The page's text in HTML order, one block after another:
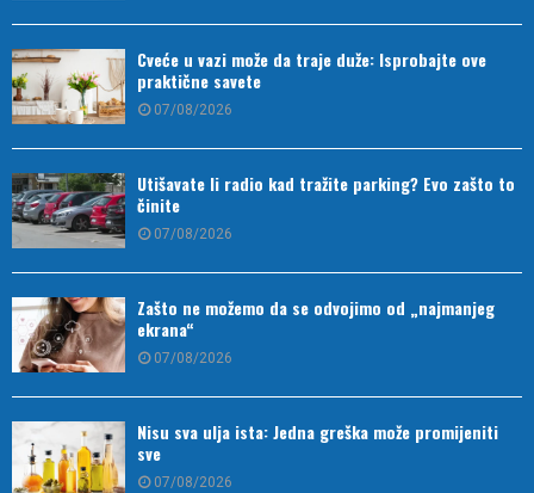
Cveće u vazi može da traje duže: Isprobajte ove
praktične savete
07/08/2026
Utišavate li radio kad tražite parking? Evo zašto to
činite
07/08/2026
Zašto ne možemo da se odvojimo od „najmanjeg
ekrana“
07/08/2026
Nisu sva ulja ista: Jedna greška može promijeniti
sve
07/08/2026